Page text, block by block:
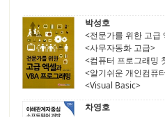
박성호
<전문가를 위한 고급
<사무자동화 고급>
<컴퓨터 프로그래밍
<알기쉬운 개인컴퓨
<Visual Basic>
차영호